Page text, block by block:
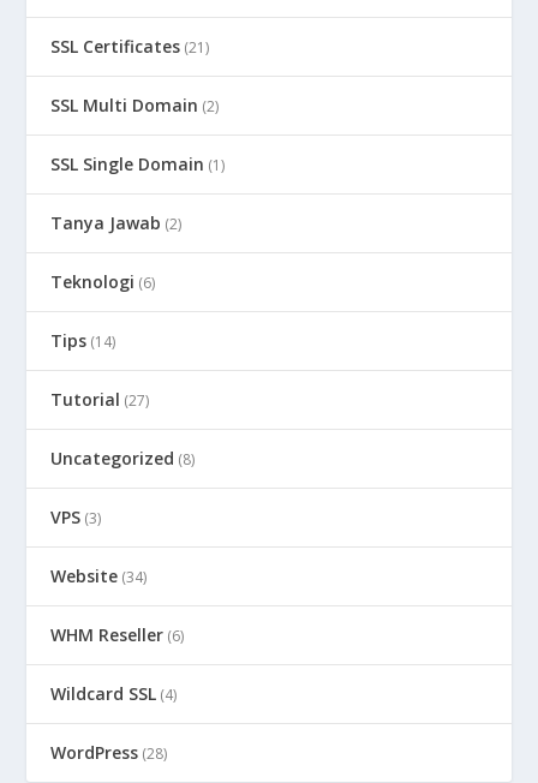
SSL Certificates (21)
SSL Multi Domain (2)
SSL Single Domain (1)
Tanya Jawab (2)
Teknologi (6)
Tips (14)
Tutorial (27)
Uncategorized (8)
VPS (3)
Website (34)
WHM Reseller (6)
Wildcard SSL (4)
WordPress (28)